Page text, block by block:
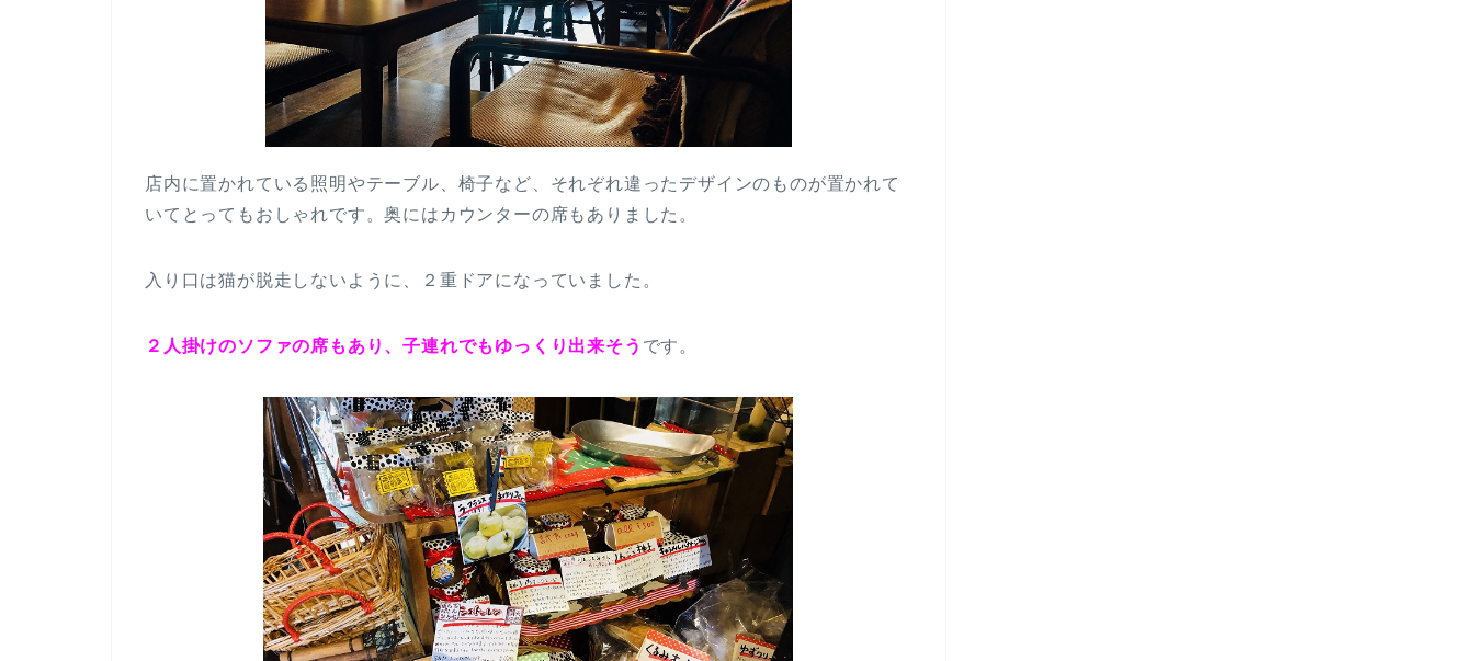
店内に置かれている照明やテーブル、椅子など、それぞれ違ったデザインのものが置かれて
いてとってもおしゃれです。奥にはカウンターの席もありました。
入り口は猫が脱走しないように、２重ドアになっていました。
２人掛けのソファの席もあり、子連れでもゆっくり出来そう です。